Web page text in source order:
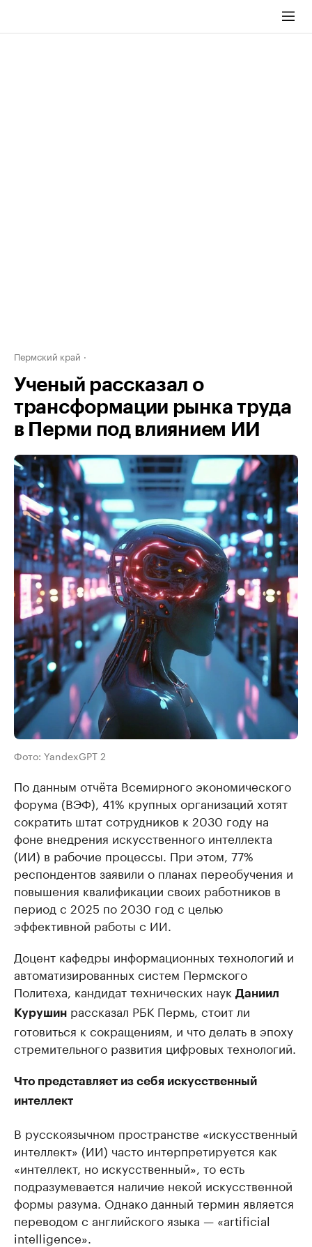
Пермский край
Ученый рассказал о
трансформации рынка труда
в Перми под влиянием ИИ
Фото: YandexGPT 2
По данным отчёта Всемирного экономического
форума (ВЭФ), 41% крупных организаций хотят
сократить штат сотрудников к 2030 году на
фоне внедрения искусственного интеллекта
(ИИ) в рабочие процессы. При этом, 77%
респондентов заявили о планах переобучения и
повышения квалификации своих работников в
период с 2025 по 2030 год с целью
эффективной работы с ИИ.
Доцент кафедры информационных технологий и
автоматизированных систем Пермского
Политеха, кандидат технических наук Даниил
Курушин рассказал РБК Пермь, стоит ли
готовиться к сокращениям, и что делать в эпоху
стремительного развития цифровых технологий.
Что представляет из себя искусственный
интеллект
В русскоязычном пространстве «искусственный
интеллект» (ИИ) часто интерпретируется как
«интеллект, но искусственный», то есть
подразумевается наличие некой искусственной
формы разума. Однако данный термин является
переводом с английского языка — «artificial
intelligence».